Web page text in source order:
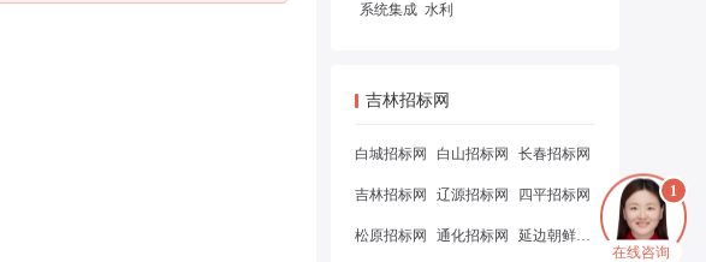
在线咨询
系统集成 水利
吉林招标网
白城招标网 白山招标网 长春招标网
吉林招标网 辽源招标网 四平招标网
松原招标网 通化招标网 延边朝鲜族自治州招标网